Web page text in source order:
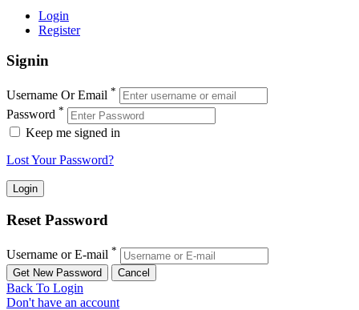
Login
Register
Signin
Username Or Email *
Password *
Keep me signed in
Lost Your Password?
Reset Password
Username or E-mail *
Back To Login
Don't have an account